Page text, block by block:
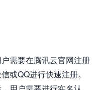
户需要在腾讯云官网注册
或QQ进行快速注册。